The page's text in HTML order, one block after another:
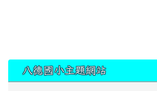
八德國小主題網站